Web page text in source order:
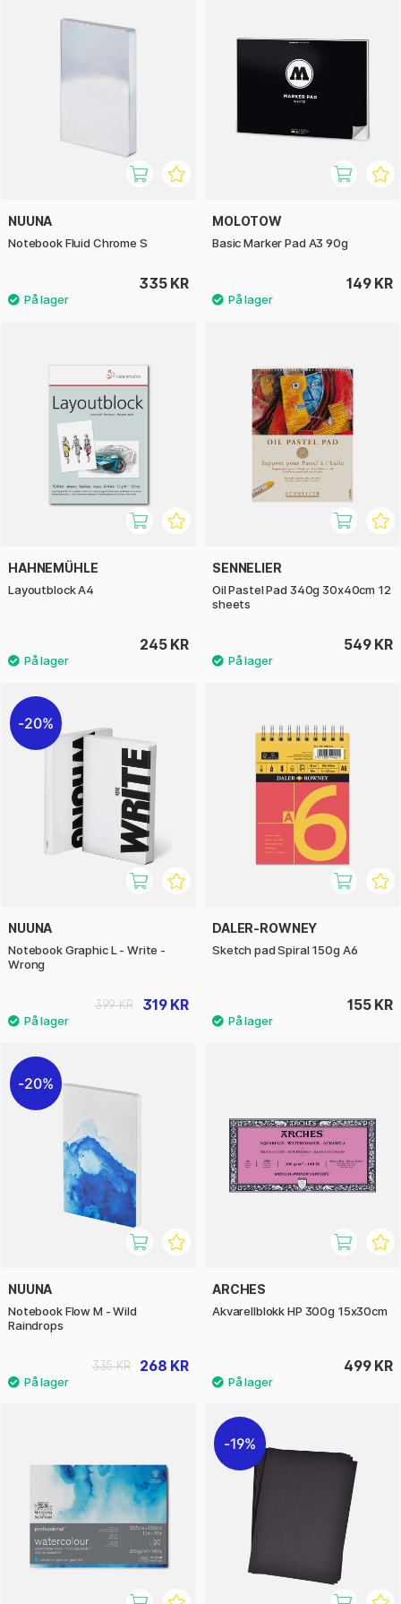
NUUNA
Notebook Fluid Chrome S
335 KR
MOLOTOW
Basic Marker Pad A3 90g
149 KR
HAHNEMÜHLE
Layoutblock A4
245 KR
SENNELIER
Oil Pastel Pad 340g 30x40cm 12
sheets
549 KR
20%
NUUNA
Notebook Graphic L - Write -
Wrong
319 KR
399 KR
DALER-ROWNEY
Sketch pad Spiral 150g A6
155 KR
20%
NUUNA
Notebook Flow M - Wild
Raindrops
268 KR
335 KR
ARCHES
Akvarellblokk HP 300g 15x30cm
499 KR
19%